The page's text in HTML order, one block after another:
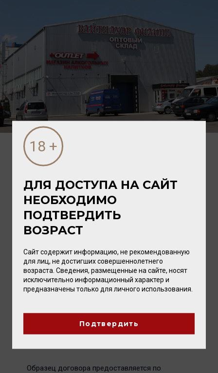
Оптовым покупателем компании «Филипп»
лицо, заключившее клиентский договор с ООО
«Филипп», если это не нарушает
дистрибьюторских соглашений с
производителями продукции. Дополнительно
российское юридическое лицо должно быть
держателем соответствующей лицензии, в
продукцию, импортированную ООО «Филипп».
Компания предлагает оптовым
систему скидок,
специальные условия закупки и
доставки.
Образец договора предоставляется по
ДЛЯ ДОСТУПА НА САЙТ
НЕОБХОДИМО
ПОДТВЕРДИТЬ
ВОЗРАСТ
Сайт содержит информацию, не рекомендованную
для лиц, не достигших совершеннолетнего
возраста. Сведения, размещенные на сайте, носят
исключительно информационный характер и
предназначены только для личного использования.
Подтвердить